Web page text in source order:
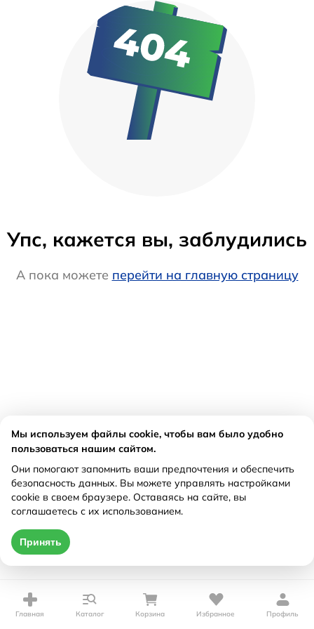
Упс, кажется вы, заблудились
А пока можете перейти на главную страницу
Главная Каталог Корзина Избранное Профиль
Мы используем файлы cookie, чтобы вам было удобно
пользоваться нашим сайтом.
Они помогают запомнить ваши предпочтения и обеспечить
безопасность данных. Вы можете управлять настройками
cookie в своем браузере. Оставаясь на сайте, вы
соглашаетесь с их использованием.
Принять